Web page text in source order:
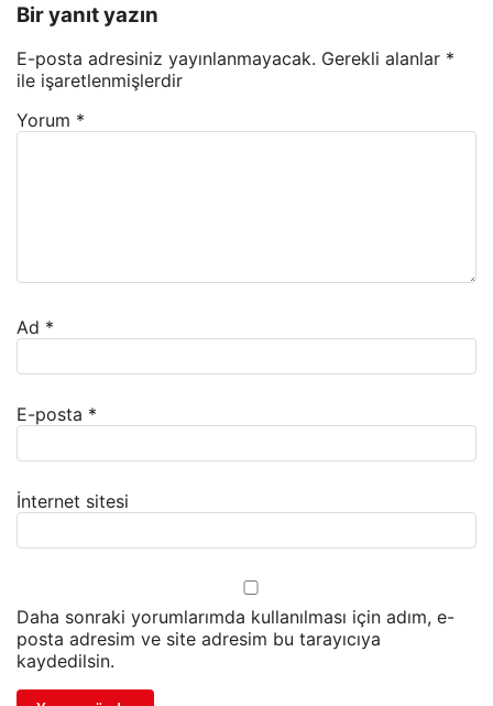
Bir yanıt yazın
E-posta adresiniz yayınlanmayacak. Gerekli alanlar *
ile işaretlenmişlerdir
Yorum *
Ad *
E-posta *
İnternet sitesi
Daha sonraki yorumlarımda kullanılması için adım, e-
posta adresim ve site adresim bu tarayıcıya
kaydedilsin.